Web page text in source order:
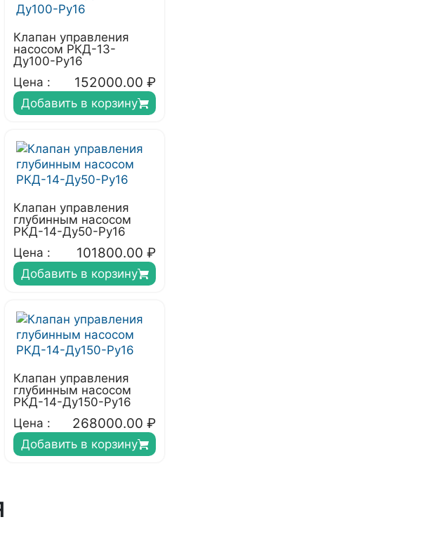
Клапан управления
насосом РКД-13-
Ду100-Ру16
Цена :
152000.00 ₽
Добавить в корзину
Клапан управления
глубинным насосом
РКД-14-Ду50-Ру16
Цена :
101800.00 ₽
Добавить в корзину
Клапан управления
глубинным насосом
РКД-14-Ду150-Ру16
Цена :
268000.00 ₽
Добавить в корзину